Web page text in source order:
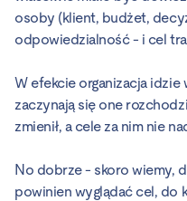
osoby (klient, budżet,
odpowiedzialność - i cel
W efekcie organizacja idzie
zaczynają się one
zmienił, a cele za nim nie
No dobrze - skoro wiemy,
powinien wyglądać cel, do